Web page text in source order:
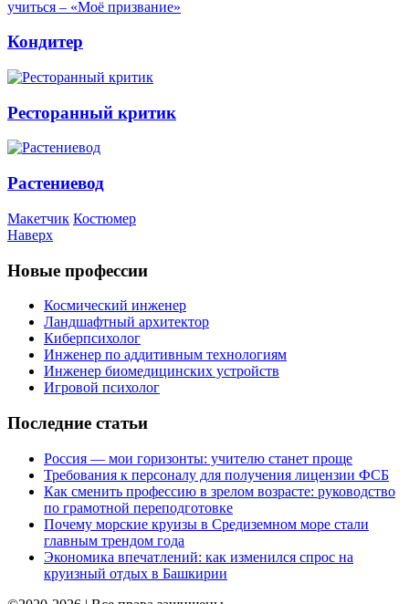
Кондитер
Ресторанный критик
Растениевод
Макетчик Костюмер
Наверх
Новые профессии
Космический инженер
Ландшафтный архитектор
Киберпсихолог
Инженер по аддитивным технологиям
Инженер биомедицинских устройств
Игровой психолог
Последние статьи
Россия — мои горизонты: учителю станет проще
Требования к персоналу для получения лицензии ФСБ
Как сменить профессию в зрелом возрасте: руководство
по грамотной переподготовке
Почему морские круизы в Средиземном море стали
главным трендом года
Экономика впечатлений: как изменился спрос на
круизный отдых в Башкирии